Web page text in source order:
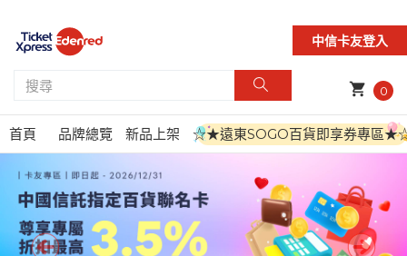
中信卡友登入
shopping_cart 0
首頁 品牌總覽 新品上架 ☆★遠東SOGO百貨即享券專區